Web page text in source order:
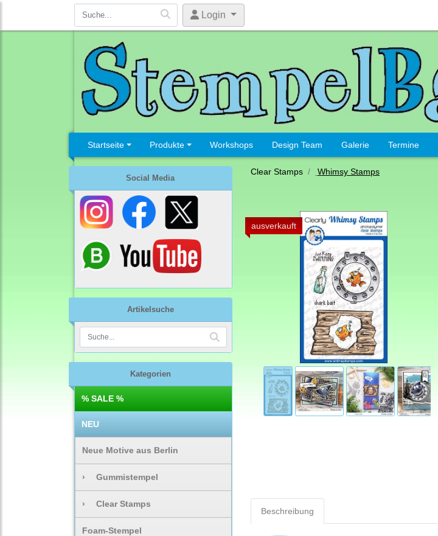
Login
Startseite Produkte Workshops Design Team Galerie Termine
Social Media
Artikelsuche
Kategorien
% SALE %
NEU
Neue Motive aus Berlin
› Gummistempel
› Clear Stamps
Foam-Stempel
Clear Stamps Whimsy Stamps
ausverkauft
Beschreibung